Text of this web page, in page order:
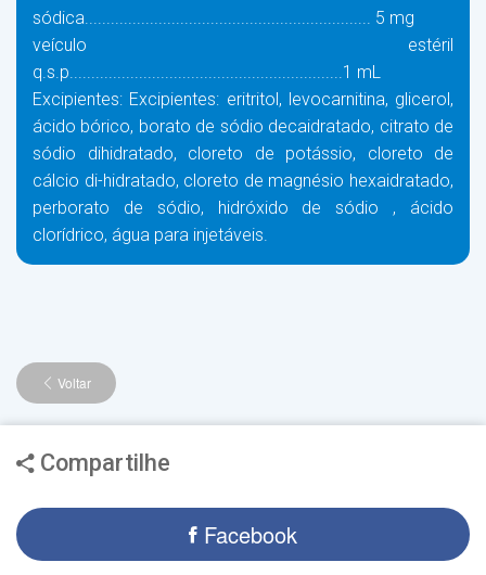
sódica.................................................................. 5 mg
veículo estéril
q.s.p...............................................................1 mL
Excipientes: Excipientes: eritritol, levocarnitina, glicerol,
ácido bórico, borato de sódio decaidratado, citrato de
sódio dihidratado, cloreto de potássio, cloreto de
cálcio di-hidratado, cloreto de magnésio hexaidratado,
perborato de sódio, hidróxido de sódio , ácido
clorídrico, água para injetáveis.
Voltar
Compartilhe
Facebook